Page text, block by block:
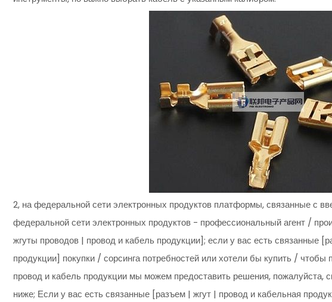
2, на федеральной сети электронных продуктов платформы, связанные с
федеральной сети электронных продуктов - профессиональный агент /
жгуты проводов | провод и кабель продукции]; если у вас есть связанные
продукции] покупки / сорсинга потребностей или хотели бы купить / чтобы
провод и кабель продукции мы можем предоставить решения, пожалуйста,
ниже; Если у вас есть связанные [разъем | жгут | провод и кабельная